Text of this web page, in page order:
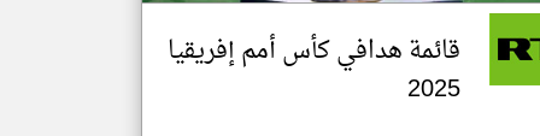
قائمة هدافي كأس أمم إفريقيا
2025